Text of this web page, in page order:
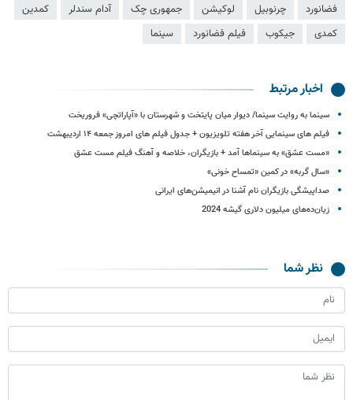
فضانورد چرنوبیل لوکیشن جمهوری چک آدام سندلر
کمدین
کمدی
جیکوب فیلم فضانورد سینما
اخبار مرتبط
سینما به روایت سینما/ دیوار میان پایتخت و شهرستان با «آپاراتچی» فروریخت
فیلم‌ های سینمایی آخر هفته تلویزیون + جدول فیلم‌ های امروز جمعه ۱۴ اردیبهشت
«مست عشق» به سینماها آمد + بازیگران، خلاصه و آهنگ فیلم مست عشق
«سال گربه» در کمین «تمساح خونی»
صداپیشگی بازیگران نام آشنا در انیمیشن‌های ایرانی
زیان‌ده‌های میلیون دلاری گیشه 2024
نظر شما